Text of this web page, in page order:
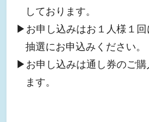
しております。
▶︎お申し込みはお１人様１
抽選にお申込みください。
▶︎お申し込みは通し券のご購
ます。